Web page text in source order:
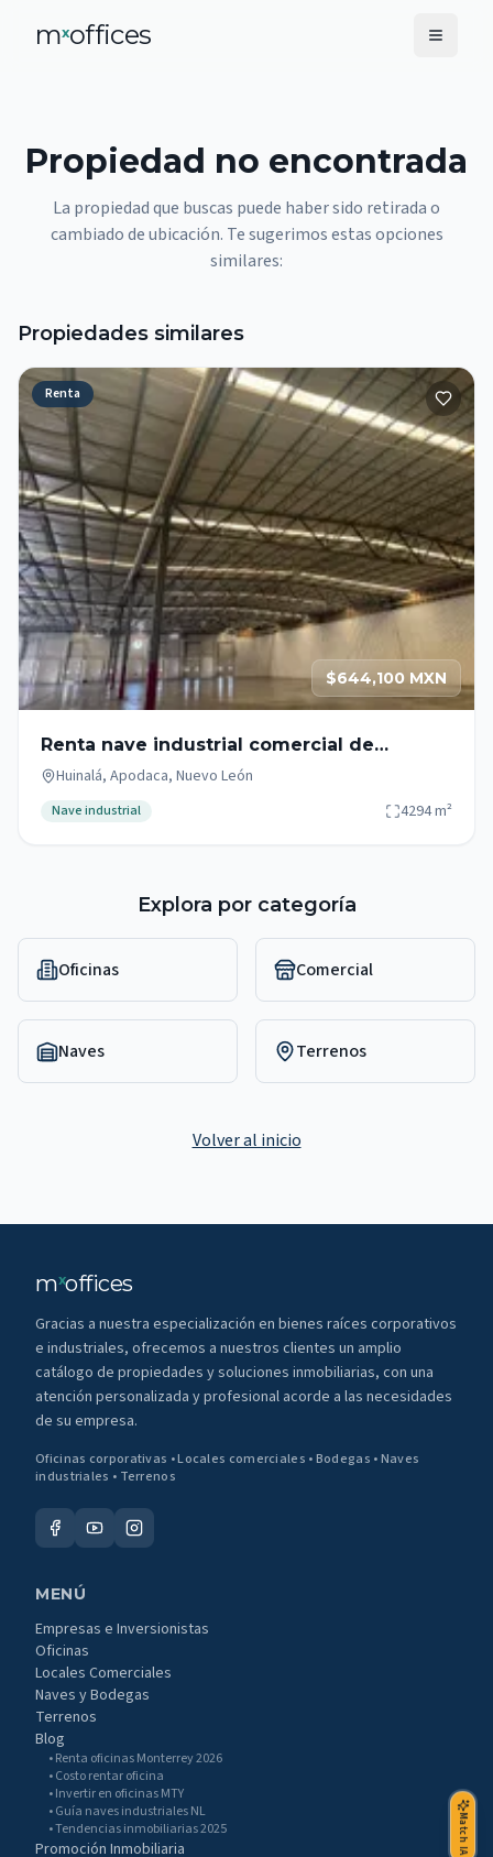
Match IA
mxoffices
Propiedad no encontrada
La propiedad que buscas puede haber sido retirada o
cambiado de ubicación. Te sugerimos estas opciones
similares:
Propiedades similares
Renta
$644,100 MXN
Renta nave industrial comercial de
4,294m2 sobre Av. Miguel Alemán,
Huinalá, Apodaca, Nuevo León
Nave industrial 4294m²
Explora por categoría
Oficinas Comercial
Naves Terrenos
Volver al inicio
mxoffices
Gracias a nuestra especialización en bienes raíces corporativos
e industriales, ofrecemos a nuestros clientes un amplio
catálogo de propiedades y soluciones inmobiliarias, con una
atención personalizada y profesional acorde a las necesidades
de su empresa.
Oficinas corporativas • Locales comerciales • Bodegas • Naves
industriales • Terrenos
MENÚ
Empresas e Inversionistas
Oficinas
Locales Comerciales
Naves y Bodegas
Terrenos
Blog
• Renta oficinas Monterrey 2026
• Costo rentar oficina
• Invertir en oficinas MTY
• Guía naves industriales NL
• Tendencias inmobiliarias 2025
Promoción Inmobiliaria